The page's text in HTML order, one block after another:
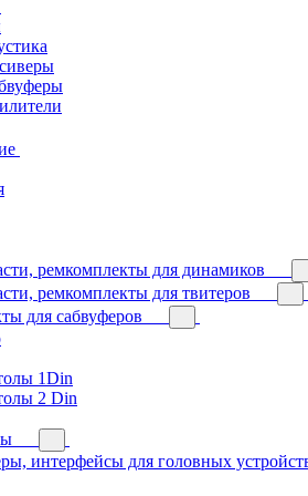
ремкомплекты для динамиков
ремкомплекты для твитеров
для сабвуферов
1Din
2 Din
интерфейсы для головных